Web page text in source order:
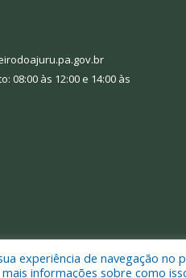
08:00 às 12:00 e 14:00 às
a Prefeitura Municipal de
experiência de navegação
informações sobre como